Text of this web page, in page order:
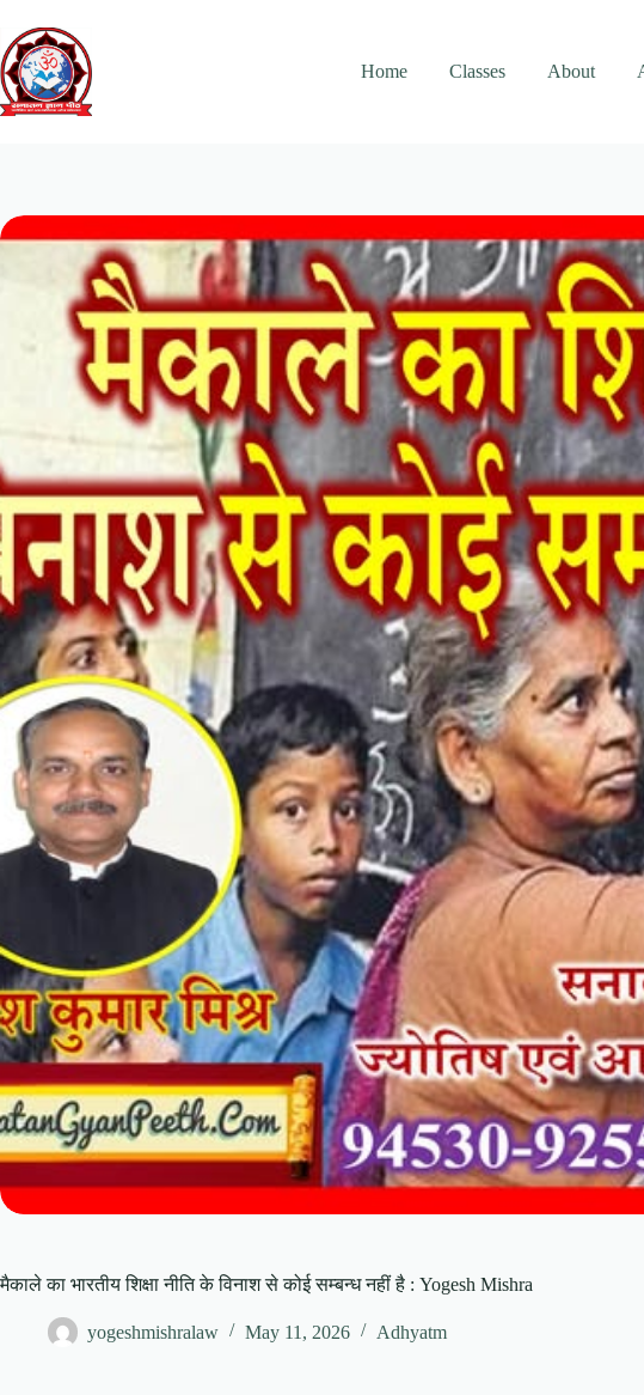
content
Home
Classes About
मैकाले का भारतीय शिक्षा नीति के विनाश से कोई सम्बन्ध नहीं है : Yogesh Mishra
yogeshmishralaw May 11, 2026 Adhyatm